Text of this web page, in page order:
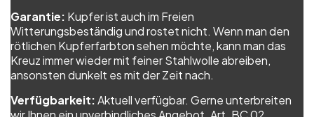
Garantie: Kupfer ist auch im Freien
Witterungsbeständig und rostet nicht. Wenn man den
rötlichen Kupferfarbton sehen möchte, kann man das
Kreuz immer wieder mit feiner Stahlwolle abreiben,
ansonsten dunkelt es mit der Zeit nach.
Verfügbarkeit:Aktuell verfügbar. Gerne unterbreiten